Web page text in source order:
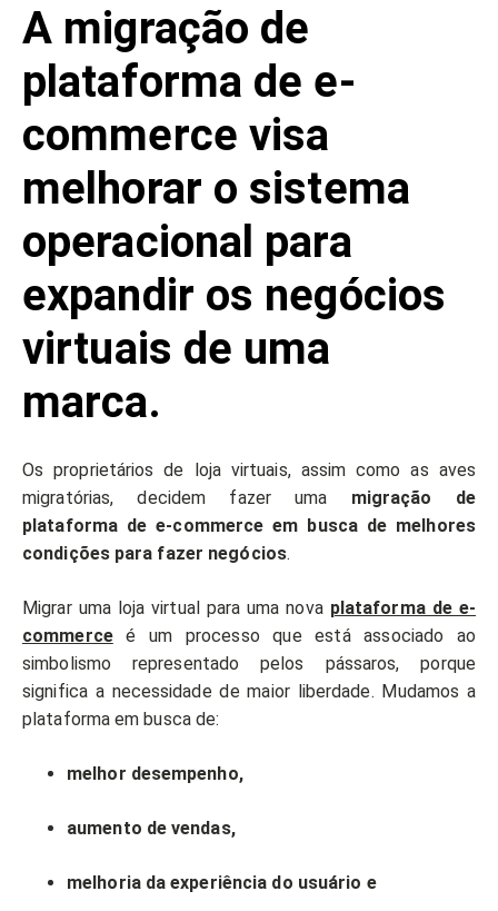
A migração de
plataforma de e-
commerce visa
melhorar o sistema
operacional para
expandir os negócios
virtuais de uma
marca.
Os proprietários de loja virtuais, assim como as aves
migratórias, decidem fazer uma migração de
plataforma de e-commerce em busca de melhores
condições para fazer negócios.
Migrar uma loja virtual para uma nova plataforma de e-
commerceé um processo que está associado ao
simbolismo representado pelos pássaros, porque
significa a necessidade de maior liberdade. Mudamos a
plataforma em busca de:
melhor desempenho,
aumento de vendas,
melhoria da experiência do usuário e